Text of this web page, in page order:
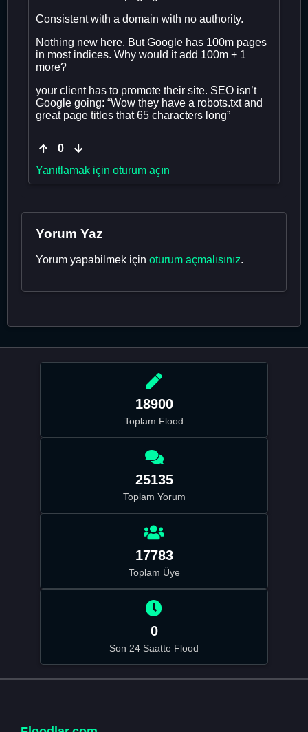
Consistent with a domain with no authority.
Nothing new here. But Google has 100m pages
in most indices. Why would it add 100m + 1
more?
your client has to promote their site. SEO isn’t
Google going: “Wow they have a robots.txt and
great page titles that 65 characters long”
0
Yanıtlamak için oturum açın
Yorum Yaz
Yorum yapabilmek için oturum açmalısınız.
18900
Toplam Flood
25135
Toplam Yorum
17783
Toplam Üye
0
Son 24 Saatte Flood